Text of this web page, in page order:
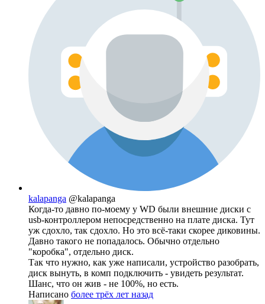
kalapanga @kalapanga
Когда-то давно по-моему у WD были внешние диски с
usb-контроллером непосредственно на плате диска. Тут
уж сдохло, так сдохло. Но это всё-таки скорее диковины.
Давно такого не попадалось. Обычно отдельно
"коробка", отдельно диск.
Так что нужно, как уже написали, устройство разобрать,
диск вынуть, в комп подключить - увидеть результат.
Шанс, что он жив - не 100%, но есть.
Написано более трёх лет назад